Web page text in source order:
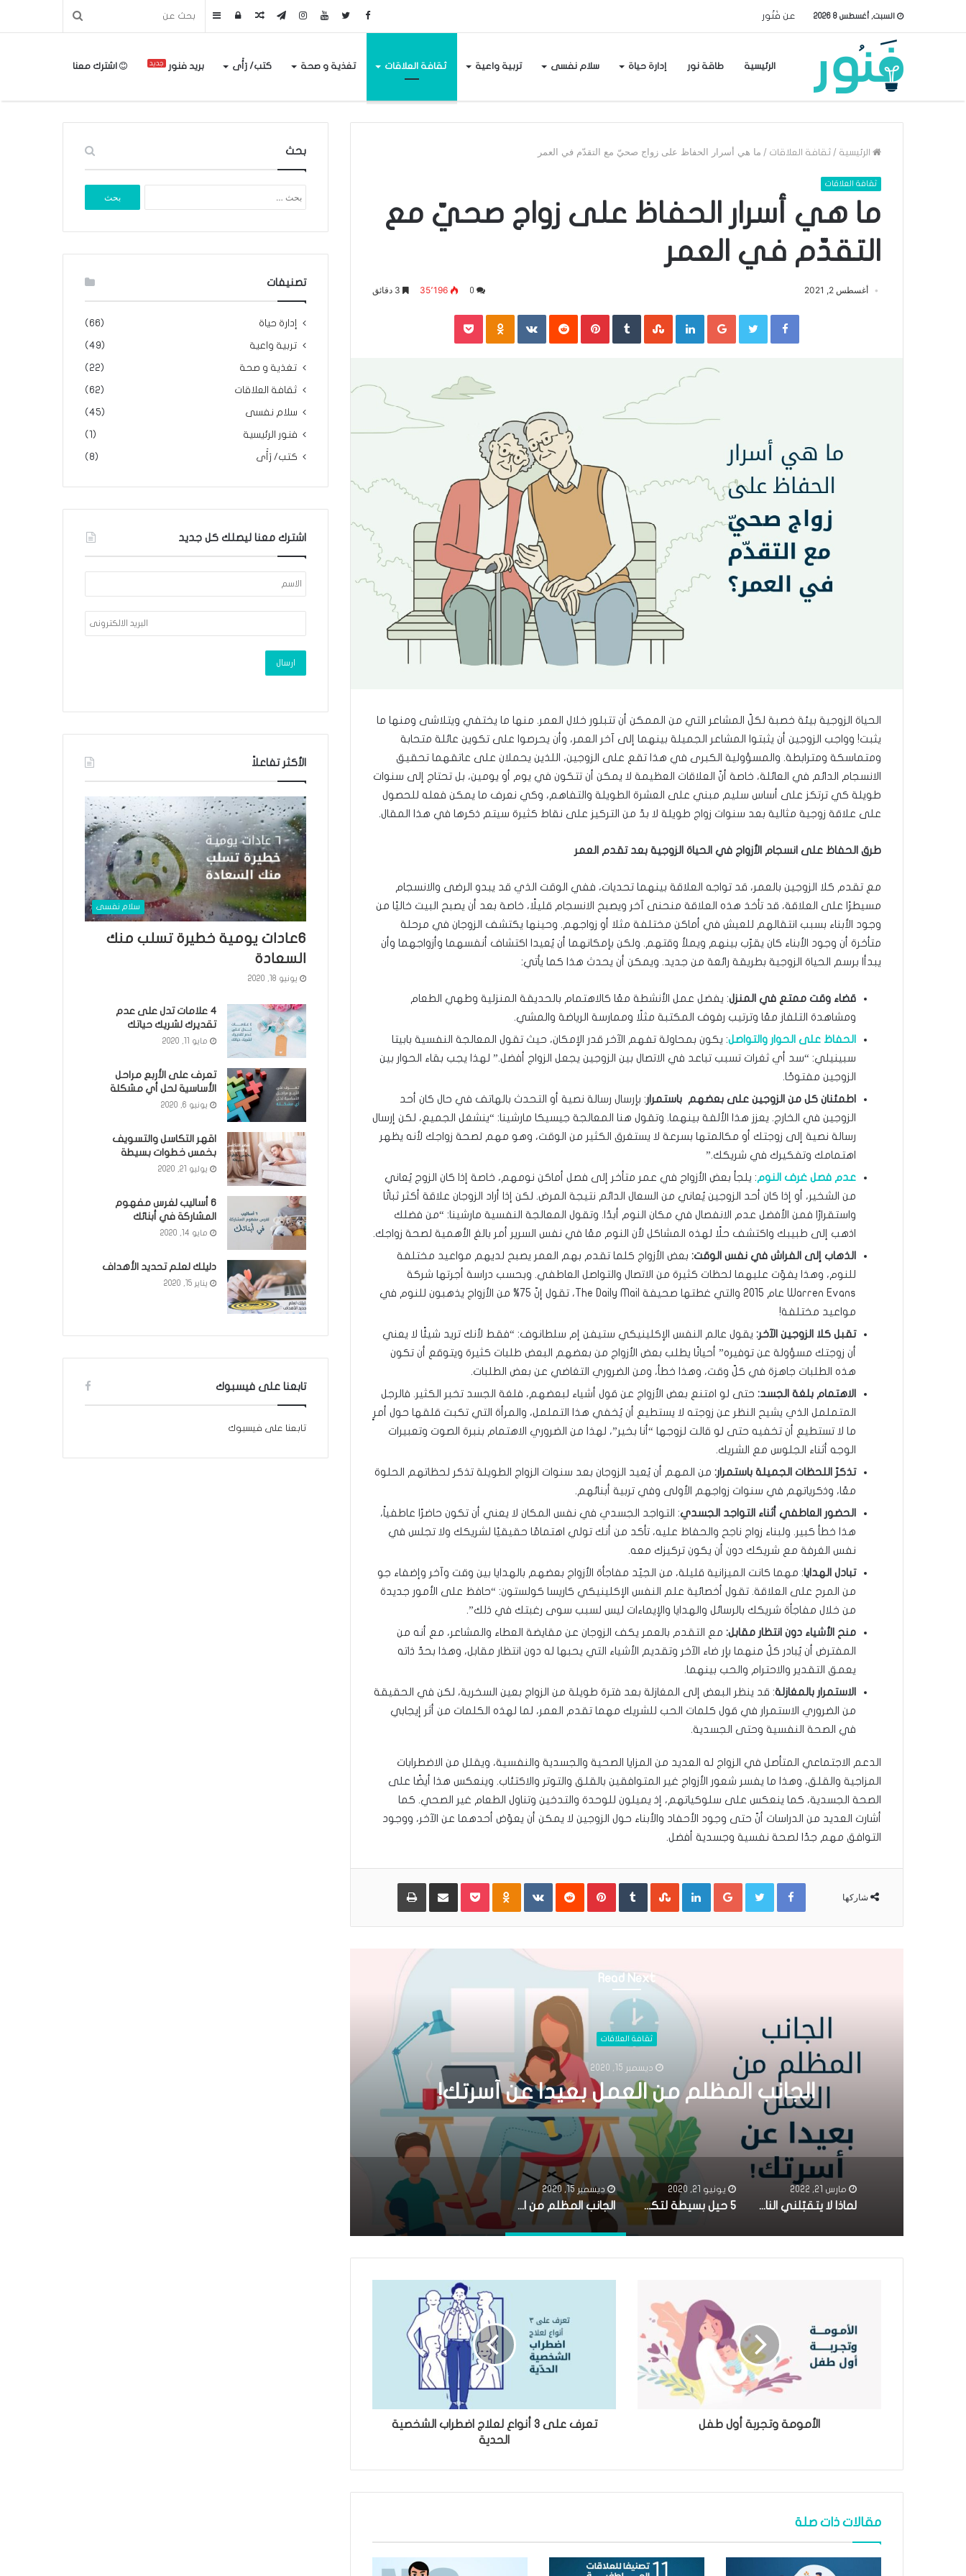
السبت, أغسطس 8 2026 عن فَنُور إضافةتسجيلمقال
الرئيسية
طاقة نور إدارة حياة سلام نفسى تربية واعية ثقافة العلاقات تغذية و صحة كتب/ رَأَى بريد فنور جديد اشترك معنا
الرئيسية / ثقافة العلاقات / ما هي أسرار الحفاظ على زواج صحيّ مع التقدّم في العمر
ثقافة العلاقات
ما هي أسرار الحفاظ على زواج صحيّ مع
التقدّم في العمر
أغسطس 2, 2021 35٬196
Facebook
Twitter
Google+
LinkedIn
Pinterest
Odnoklassniki
Pocket
الحياة الزوجية بيئة خصبة لكلّ المشاعر التي من الممكن أن تتبلور خلال العمر. منها ما يختفي ويتلاشى ومنها ما
يثبت! وواجب الزوجين أن يثبتوا المشاعر الجميلة بينهما إلى آخر العمر، وأن يحرصوا على تكوين عائلة متحابة
ومتماسكة ومترابطة. والمسؤولية الكبرى في هذا تقع على الزوجين، اللذين يحملان على عاتقهما تحقيق
الانسجام الدائم في العائلة، خاصة أنّ العلاقات العظيمة لا يمكن أن تتكون في يوم أو يومين، بل تحتاج إلى سنوات
طويلة كي ترتكز على أساس سليم مبني على العشرة الطويلة والتفاهم، وكي نعرف ما يمكن فعله للحصول
على علاقة زوجية مثالية بعد سنوات زواج طويلة لا بدّ من التركيز على نقاط كثيرة سيتم ذكرها في هذا المقال.
طرق الحفاظ على انسجام الأزواج في الحياة الزوجية بعد تقدم العمر
مع تقدم كلا الزوجين بالعمر، قد تواجه العلاقة بينهما تحديات، ففي الوقت الذي قد يبدو الرضى والانسجام
مسيطرًا على العلاقة، قد تأخذ هذه العلاقة منحنى آخر ويصبح الانسجام قليلًا، خاصة بعد أن يصبح البيت خاليًا من
وجود الأبناء بسبب انتقالهم للعيش في أماكن مختلفة مثلا أو زواجهم. وحينها يكتشف الزوجان في مرحلة
متأخرة أن وجود الأبناء كان يقرّب بينهم ويملأ وقتهم. ولكن بإمكانهما أن يُعيدا اكتشاف أنفسهما وأزواجهما وأن
يبدأا برسم الحياة الزوجية بطريقة رائعة من جديد. ويمكن أن يحدث هذا كما يأتي:
قضاء وقت ممتع في المنزل: يفضل عمل الأنشطة معًا كالاهتمام بالحديقة المنزلية وطهي الطعام
ومشاهدة التلفاز معًا وترتيب رفوف المكتبة مثلًا وممارسة الرياضة والمشي.
الحفاظ على الحوار والتواصل: يكون بمحاولة تفهم الآخر قدر الإمكان، حيث تقول المعالجة النفسية بابيتا
سبينيلي: “سد أي ثغرات تسبب تباعد في الاتصال بين الزوجين يجعل الزواج أفضل.” لهذا يجب بقاء الحوار بين
الزوجين مفتوحًا.
اطمئنان كل من الزوجين على بعضهم باستمرار: بإرسال رسالة نصية أو التحدث بالهاتف في حال كان أحد
الزوجين في الخارج. يعزز هذا الألفة بينهما. وتقول هنا المعالجة جيسيكا مارشينا: “ينشغل الجميع، لكن إرسال
رسالة نصية إلى زوجتك أو مكالمتها بسرعة لا يستغرق الكثير من الوقت، وهو مهم لصحة زواجك لأنه يظهر
اهتمامك وتفكيرك في شريكك.”
عدم فصل غرف النوم: يلجأ بعض الأزواج في عمر متأخر إلى فصل أماكن نومهم، خاصة إذا كان الزوج يُعاني
من الشخير، أو إذا كان أحد الزوجين يُعاني من السعال الدائم نتيجة المرض. لكن إذا أراد الزوجان علاقة أكثر ثباتًا
واستقرارًا فمن الأفضل عدم الانفصال في مكان النوم أبدًا. وتقول المعالجة النفسية مارشينا: “من فضلك
اذهب إلى طبيبك واكتشف حلًا لهذه المشاكل لأن النوم معًا في نفس السرير أمر بالغ الأهمية لصحة زواجك.
الذهاب إلى الفراش في نفس الوقت: بعض الأزواج كلما تقدم بهم العمر يصبح لديهم مواعيد مختلفة
للنوم، وهذا يفوّت عليهما لحظات كثيرة من الاتصال والتواصل العاطفي. وبحسب دراسة أجرتها شركة
Warren Evans عام 2015 والتي غطتها صحيفة The Daily Mail، تقول إنّ 75% من الأزواج يذهبون للنوم في
مواعيد مختلفة!
تقبل كلا الزوجين الآخر: يقول عالم النفس الإكلينيكي ستيفن إم سلطانوف: “فقط لأنك تريد شيئًا لا يعني
أن زوجتك مسؤولة عن توفيره” أحيانًا يطلب بعض الأزواج من بعضهم البعض طلبات كثيرة ويتوقع أن تكون
هذه الطلبات جاهزة في كلّ وقت، وهذا خطأ، ومن الضروري التغاضي عن بعض الطلبات.
الاهتمام بلغة الجسد: حتى لو امتنع بعض الأزواج عن قول أشياء لبعضهم، فلغة الجسد تخبر الكثير. فالرجل
المتململ الذي يشيح النظر عن زوجته لا يستطيع أن يُخفي هذا التململ، والمرأة التي تكبت قلقها حول أمرٍ
ما لا تستطيع أن تخفيه حتى لو قالت لزوجها “أنا بخير”، لهذا من الضروري الاهتمام بنبرة الصوت وتعبيرات
الوجه أثناء الجلوس مع الشريك.
تذكرّ اللحظات الجميلة باستمرار: من المهم أن يُعيد الزوجان بعد سنوات الزواج الطويلة تذكر لحظاتهم الحلوة
معًا، وذكرياتهم في سنوات زواجهم الأولى وفي تربية أبنائهم.
الحضور العاطفي أثناء التواجد الجسدي: التواجد الجسدي في نفس المكان لا يعني أن تكون حاضرًا عاطفياً،
هذا خطأ كبير. ولبناء زواج ناجح والحفاظ عليه، تأكد من أنك تولي اهتمامًا حقيقيًا لشريكك ولا تجلس في
نفس الغرفة مع شريكك دون أن يكون تركيزك معه.
تبادل الهدايا: مهما كانت الميزانية قليلة، من الجيّد مفاجأة الأزواج بعضهم بالهدايا بين وقت وآخر وإضفاء جو
من المرح على العلاقة. تقول أخصائية علم النفس الإكلينيكي كاريسا كولستون: “حافظ على الأمور جديدة
من خلال مفاجأة شريكك بالرسائل والهدايا والإيماءات ليس لسبب سوى رغبتك في ذلك”.
منح الأشياء دون انتظار مقابل: مع التقدم بالعمر يكف الزوجان عن مقايضة العطاء والمشاعر، مع أنه من
المفترض أن يُبادر كلٌ منهما بإر ضاء الآخر وتقديم الأشياء التي يحبها له دون انتظار مقابل، وهذا بحدّ ذاته
يعمق التقدير والاحترام والحب بينهما.
الاستمرار بالمغازلة: قد ينظر البعض إلى المغازلة بعد فترة طويلة من الزواج بعين السخرية، لكن في الحقيقة
من الضروري الاستمرار في قول كلمات الحب للشريك مهما تقدم العمر، لما لهذه الكلمات من أثر إيجابي
في الصحة النفسية وحتى الجسدية.
الدعم الاجتماعي المتأصل في الزواج له العديد من المزايا الصحية والجسدية والنفسية، ويقلل من الاضطرابات
المزاجية والقلق، وهذا ما يفسر شعور الأزواج غير المتوافقين بالقلق والتوتر والاكتئاب. وينعكس هذا أيضًا على
الصحة الجسدية، كما ينعكس على سلوكياتهم، إذ يميلون للوحدة والتدخين وتناول الطعام غير الصحي. كما
أشارت العديد من الدراسات أنّ حتى وجود الأحفاد والأبناء حول الزوجين لا يمكن أن يعوّض أحدهما عن الآخر، ووجود
التوافق مهم جدًا لصحة نفسية وجسدية أفضل.
شاركها
Facebook
Twitter
Google+
LinkedIn
‏StumbleUpon
‏Tumblr
Pinterest
‏Reddit
‏VKontakte
Odnoklassniki
Pocketمشاركة عبر البريد طباعة
Read Next
ثقافة العلاقات
ديسمبر 15, 2020
الجانب المظلم من العمل بعيدا عن أسرتك!
مارس 21, 2022
لماذا لا يتقبّلني الناس أحيانًا
يونيو 21, 2020
5 حيل بسيطة لتكسب حب عائلة شريك حياتك
ديسمبر 15, 2020
الجانب المظلم من العمل بعيدا عن أسرتك!
الأمومة وتجربة أول طفل
تعرف على 3 أنواع لعلاج اضطراب الشخصية
الحدية
مقالات ذات صلة
بحث
عن:
تصنيفات
إدارة حياة (66)
تربية واعية (49)
تغذية و صحة (22)
ثقافة العلاقات (62)
سلام نفسى (45)
فنور الرئيسية (1)
كتب/ رَأَى (8)
اشترك معنا ليصلك كل جديد
الأكثر تفاعلاً
سلام نفسى
٦عادات يومية خطيرة تسلب منك
السعادة
يونيو 18, 2020
٤ علامات تدل على عدم
تقديرك لشريك حياتك
مايو 11, 2020
تعرف على الأربع مراحل
الأساسية لحل أي مشكلة
يونيو 6, 2020
اقهر التكاسل والتسويف
بخمس خطوات بسيطة
يوليو 21, 2020
6 أساليب لغرس مفهوم
المشاركة في أبنائك
مايو 14, 2020
دليلك لعلم تحديد الأهداف
يناير 15, 2020
تابعنا على فيسبوك
تابعنا على فيسبوك